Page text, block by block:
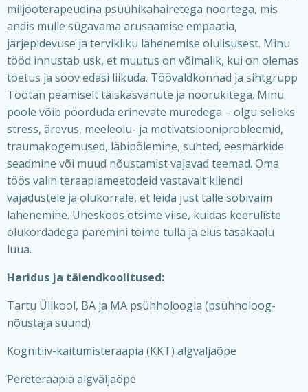
miljööterapeudina psüühikahäiretega noortega, mis
andis mulle sügavama arusaamise empaatia,
järjepidevuse ja tervikliku lähenemise olulisusest. Minu
tööd innustab usk, et muutus on võimalik, kui on olemas
toetus ja soov edasi liikuda. Töövaldkonnad ja sihtgrupp
Töötan peamiselt täiskasvanute ja noorukitega. Minu
poole võib pöörduda erinevate muredega – olgu selleks
stress, ärevus, meeleolu- ja motivatsiooniprobleemid,
traumakogemused, läbipõlemine, suhted, eesmärkide
seadmine või muud nõustamist vajavad teemad. Oma
töös valin teraapiameetodeid vastavalt kliendi
vajadustele ja olukorrale, et leida just talle sobivaim
lähenemine. Üheskoos otsime viise, kuidas keeruliste
olukordadega paremini toime tulla ja elus tasakaalu
luua.
Haridus ja täiendkoolitused:
Tartu Ülikool, BA ja MA psühholoogia (psühholoog-
nõustaja suund)
Kognitiiv-käitumisteraapia (KKT) algväljaõpe
Pereteraapia algväljaõpe